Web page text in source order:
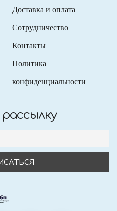
Доставка и оплата
Сотрудничество
Контакты
Политика
конфиденциальности